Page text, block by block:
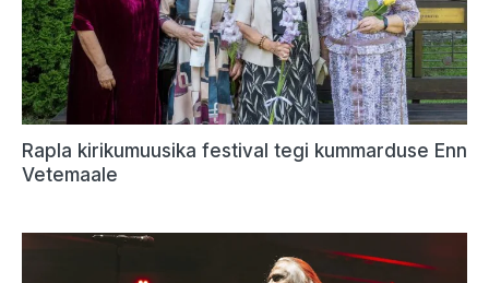
Rapla kirikumuusika festival tegi kummarduse Enn
Vetemaale